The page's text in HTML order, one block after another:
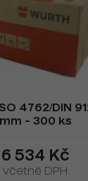
4762/DIN
mm - 300 ks
6 534 Kč
včetně DPH